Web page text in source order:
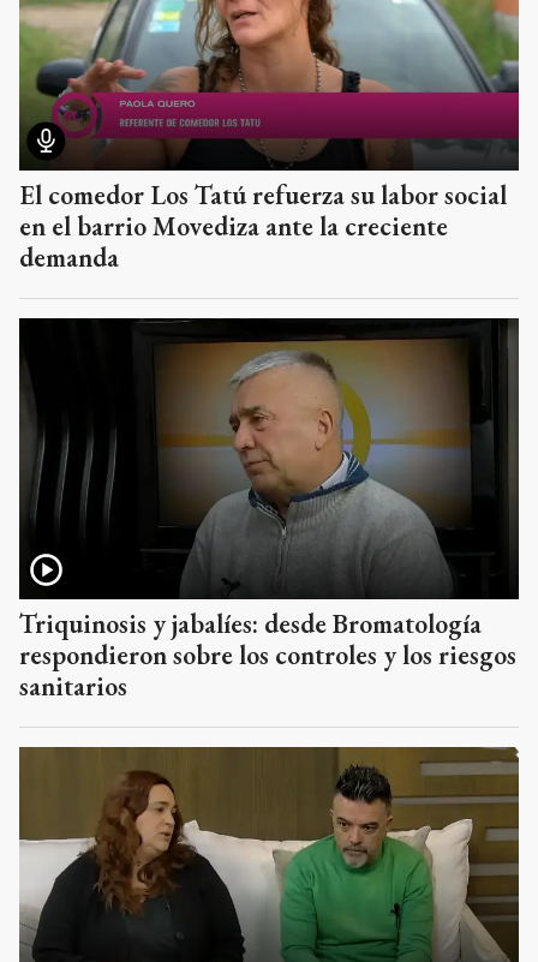
El comedor Los Tatú refuerza su labor social
en el barrio Movediza ante la creciente
demanda
Triquinosis y jabalíes: desde Bromatología
respondieron sobre los controles y los riesgos
sanitarios